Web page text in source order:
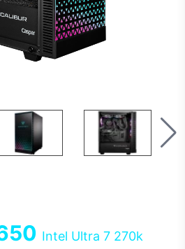
Intel Ultra 7 270k